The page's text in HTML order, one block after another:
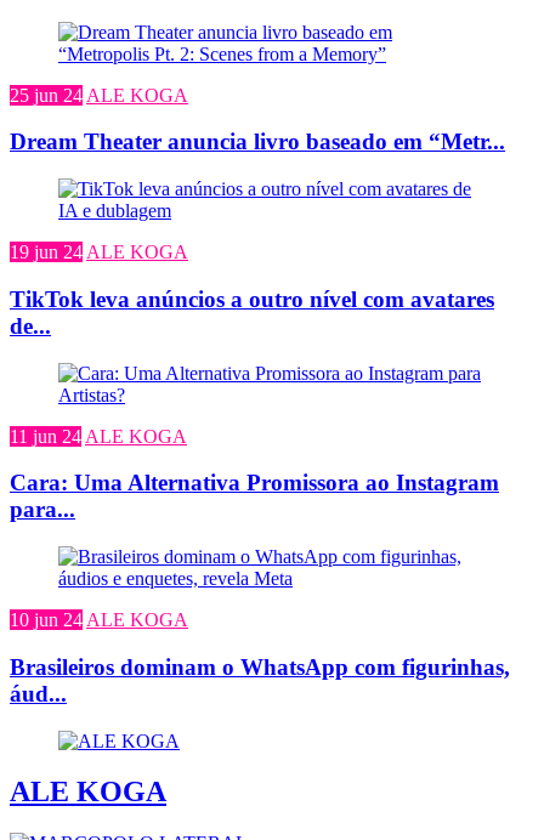
25 jun 24 ALE KOGA
Dream Theater anuncia livro baseado em “Metr...
19 jun 24 ALE KOGA
TikTok leva anúncios a outro nível com avatares
de...
11 jun 24 ALE KOGA
Cara: Uma Alternativa Promissora ao Instagram
para...
10 jun 24 ALE KOGA
Brasileiros dominam o WhatsApp com figurinhas,
áud...
ALE KOGA